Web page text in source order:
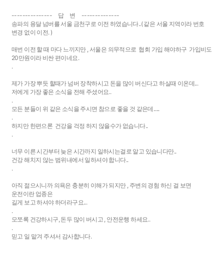
--------------- 답 변 --------------
송파의 용달 넘버를 서울 금천구로 이전 하였습니다..( 같은 서울 지역이라 번호
변경 없이 이전. )
매번 이전 할 때 마다 느끼지만 , 서울은 의무적으로 협회 가입 해야하구 가입비도
20만원이라 비싼 편이네요.
.
제가 가장 뿌듯 할때가 넘버 장착하시고 돈을 많이 버신다고 하실때 이온데...
저에게 가장 좋은 소식을 전해 주셨어요..
.
모든 분들이 위 같은 소식을 주시면 참으로 좋을 것 같은데.....
.
하지만 한편으론 건강을 걱정 하지 않을수가 없습니다..
.
너무 이른 시간부터 늦은 시간까지 일하시는걸로 알고 있습니다만..
건강 해치지 않는 범위내에서 일하셔야 합니다..
.
아직 젊으시니까 의욕은 충분히 이해가 되지만 , 주변의 경험 하신 걸 보면
운전이란 업종은
길게 보고 하셔야 하더라구요...
.
모쪼록 건강하시구, 돈두 많이 버시고 , 안전운행 하세요..
.
믿고 일 맡겨 주셔서 감사합니다.